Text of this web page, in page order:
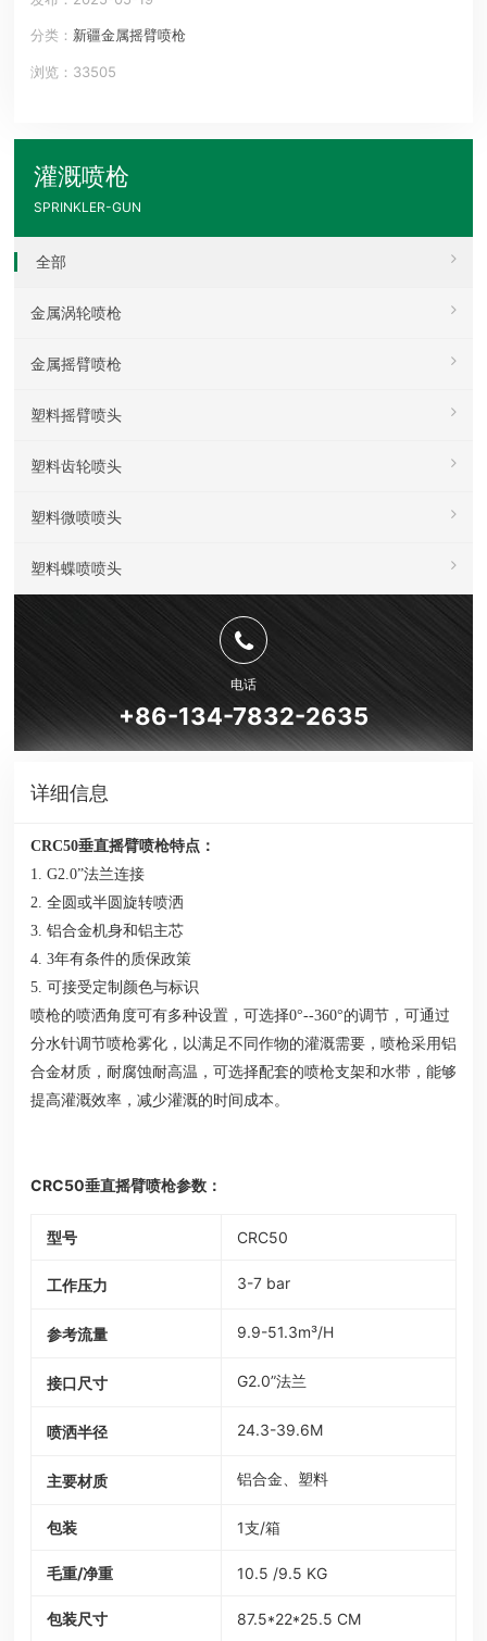
分类： 新疆金属摇臂喷枪
浏览：33505
灌溉喷枪
SPRINKLER-GUN
全部
金属涡轮喷枪
金属摇臂喷枪
塑料摇臂喷头
塑料齿轮喷头
塑料微喷喷头
塑料蝶喷喷头
电话
+86-134-7832-2635
详细信息
CRC50垂直摇臂喷枪特点：
1. G2.0”法兰连接
2. 全圆或半圆旋转喷洒
3. 铝合金机身和铝主芯
4. 3年有条件的质保政策
5. 可接受定制颜色与标识
喷枪的喷洒角度可有多种设置，可选择0°--360°的调节，可通过
分水针调节喷枪雾化，以满足不同作物的灌溉需要，喷枪采用铝
合金材质，耐腐蚀耐高温，可选择配套的喷枪支架和水带，能够
提高灌溉效率，减少灌溉的时间成本。
CRC50垂直摇臂喷枪参数：
型号 CRC50
工作压力 3-7 bar
参考流量 9.9-51.3m³/H
接口尺寸 G2.0”法兰
喷洒半径 24.3-39.6M
主要材质 铝合金、塑料
包装 1支/箱
毛重/净重 10.5 /9.5 KG
包装尺寸 87.5*22*25.5 CM